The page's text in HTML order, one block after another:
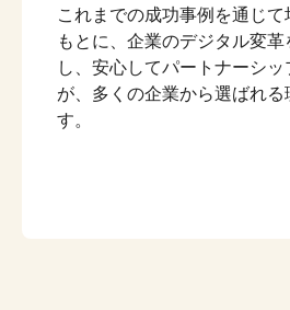
これまでの成功事例を通じ
もとに、企業のデジタル変革
し、安心してパートナーシ
が、多くの企業から選ばれる
す。